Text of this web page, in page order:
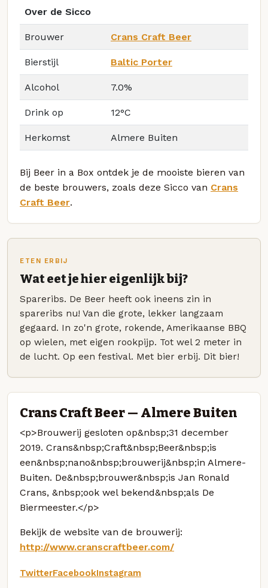
Over de Sicco
Brouwer Crans Craft Beer
Bierstijl Baltic Porter
Alcohol 7.0%
Drink op 12°C
Herkomst Almere Buiten
Bij Beer in a Box ontdek je de mooiste bieren van
de beste brouwers, zoals deze Sicco van Crans
Craft Beer.
ETEN ERBIJ
Wat eet je hier eigenlijk bij?
Spareribs. De Beer heeft ook ineens zin in
spareribs nu! Van die grote, lekker langzaam
gegaard. In zo'n grote, rokende, Amerikaanse BBQ
op wielen, met eigen rookpijp. Tot wel 2 meter in
de lucht. Op een festival. Met bier erbij. Dit bier!
Crans Craft Beer — Almere Buiten
<p>Brouwerij gesloten op&nbsp;31 december
2019. Crans&nbsp;Craft&nbsp;Beer&nbsp;is
een&nbsp;nano&nbsp;brouwerij&nbsp;in Almere-
Buiten. De&nbsp;brouwer&nbsp;is Jan Ronald
Crans, &nbsp;ook wel bekend&nbsp;als De
Biermeester.</p>
Bekijk de website van de brouwerij:
http://www.cranscraftbeer.com/
TwitterFacebookInstagram